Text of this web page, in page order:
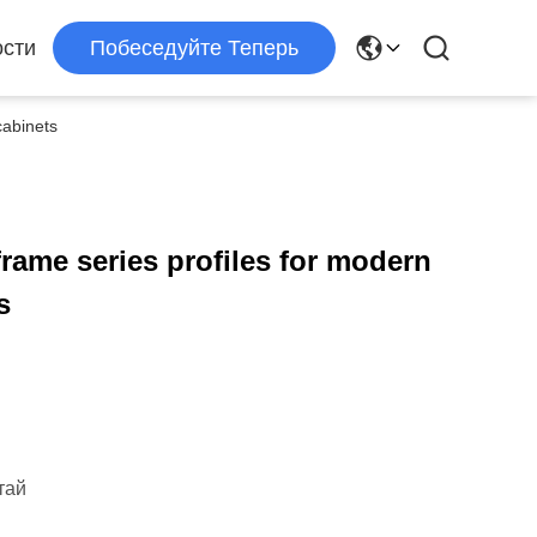
Побеседуйте Теперь
series profiles for modern